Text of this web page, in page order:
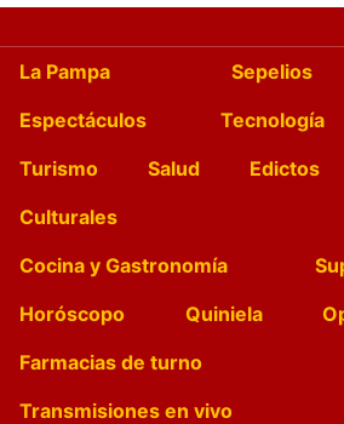
La Pampa Sepelios
Espectáculos
Tecnología
Turismo
Salud Edictos
Culturales
Cocina y Gastronomía
Horóscopo
Quiniela
Farmacias de turno
Transmisiones en vivo